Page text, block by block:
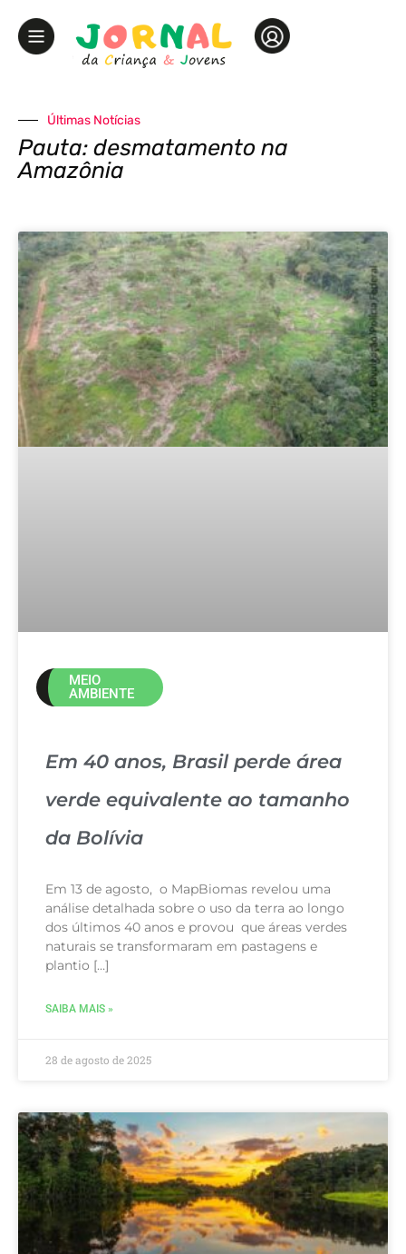
Últimas Notícias
Pauta: desmatamento na
Amazônia
MEIO
AMBIENTE
Em 40 anos, Brasil perde área
verde equivalente ao tamanho
da Bolívia
Em 13 de agosto, o MapBiomas revelou uma
análise detalhada sobre o uso da terra ao longo
dos últimos 40 anos e provou que áreas verdes
naturais se transformaram em pastagens e
plantio […]
SAIBA MAIS »
28 de agosto de 2025